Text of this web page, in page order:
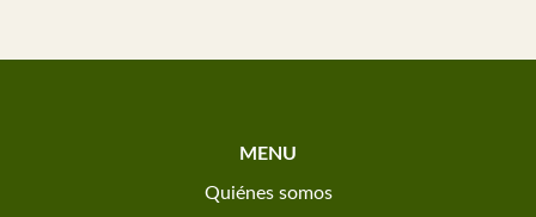
MENU
Quiénes somos